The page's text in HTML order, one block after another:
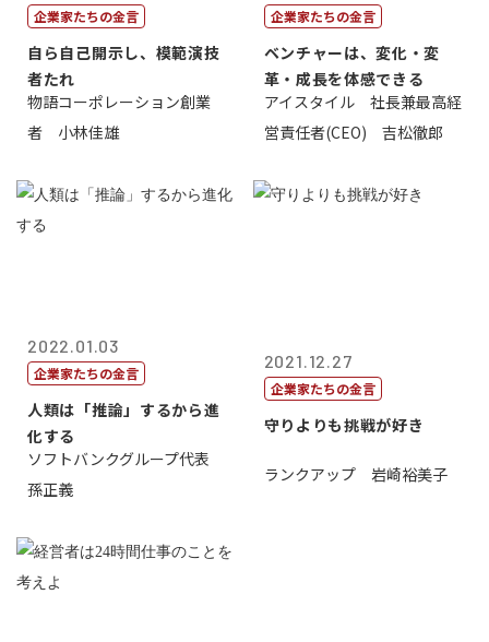
企業家たちの金言
自ら自己開示し、模範演技
者たれ
物語コーポレーション創業
者 小林佳雄
企業家たちの金言
ベンチャーは、変化・変
革・成長を体感できる
アイスタイル 社長兼最高経
営責任者(CEO) 吉松徹郎
2022.01.03
企業家たちの金言
人類は「推論」するから進
化する
ソフトバンクグループ代表
孫正義
2021.12.27
企業家たちの金言
守りよりも挑戦が好き
ランクアップ 岩崎裕美子